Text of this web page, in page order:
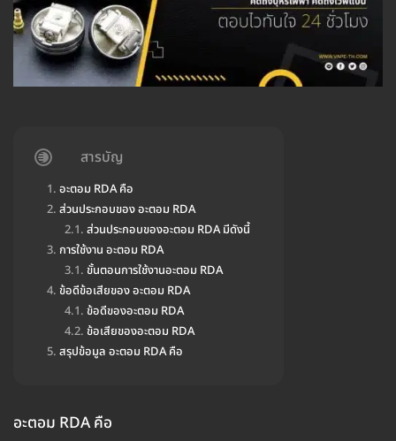
สารบัญ
อะตอม RDA คือ
ส่วนประกอบของ อะตอม RDA
ส่วนประกอบของอะตอม RDA มีดังนี้
การใช้งาน อะตอม RDA
ขั้นตอนการใช้งานอะตอม RDA
ข้อดีข้อเสียของ อะตอม RDA
ข้อดีของอะตอม RDA
ข้อเสียของอะตอม RDA
สรุปข้อมูล อะตอม RDA คือ
อะตอม RDA คือ